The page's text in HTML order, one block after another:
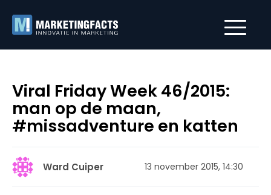
Viral Friday Week 46/2015:
man op de maan,
#missadventure en katten
Ward Cuiper 13 november 2015, 14:30